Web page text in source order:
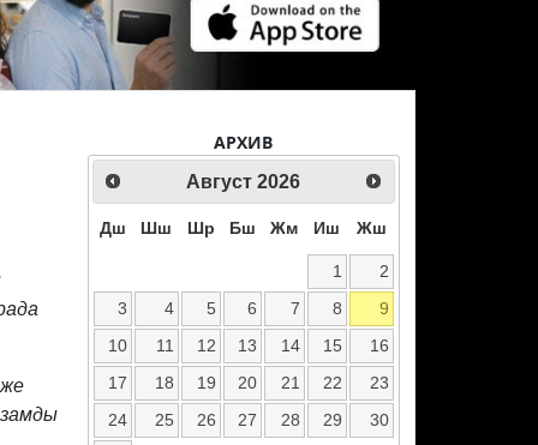
АРХИВ
Август 2026
Дш Шш Шр Бш Жм Иш Жш
1
2
3
4 5 6 7 8
9
10
11 12 13 14 15
16
17
18 19 20 21 22
23
24
25 26 27 28 29
30